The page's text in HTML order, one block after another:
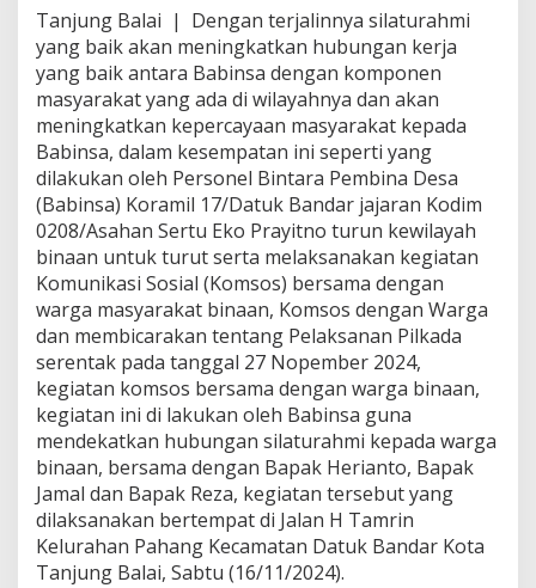
n
a
a
n
J
a
i
n
S
i
a
t
u
r
a
m
i
D
i
l
a
k
u
k
Tanjung Balai | Dengan terjalinnya silaturahmi
yang baik akan meningkatkan hubungan kerja
yang baik antara Babinsa dengan komponen
masyarakat yang ada di wilayahnya dan akan
meningkatkan kepercayaan masyarakat kepada
Babinsa, dalam kesempatan ini seperti yang
dilakukan oleh Personel Bintara Pembina Desa
(Babinsa) Koramil 17/Datuk Bandar jajaran Kodim
0208/Asahan Sertu Eko Prayitno turun kewilayah
binaan untuk turut serta melaksanakan kegiatan
Komunikasi Sosial (Komsos) bersama dengan
warga masyarakat binaan, Komsos dengan Warga
dan membicarakan tentang Pelaksanan Pilkada
serentak pada tanggal 27 Nopember 2024,
kegiatan komsos bersama dengan warga binaan,
kegiatan ini di lakukan oleh Babinsa guna
mendekatkan hubungan silaturahmi kepada warga
binaan, bersama dengan Bapak Herianto, Bapak
Jamal dan Bapak Reza, kegiatan tersebut yang
dilaksanakan bertempat di Jalan H Tamrin
Kelurahan Pahang Kecamatan Datuk Bandar Kota
Tanjung Balai, Sabtu (16/11/2024).